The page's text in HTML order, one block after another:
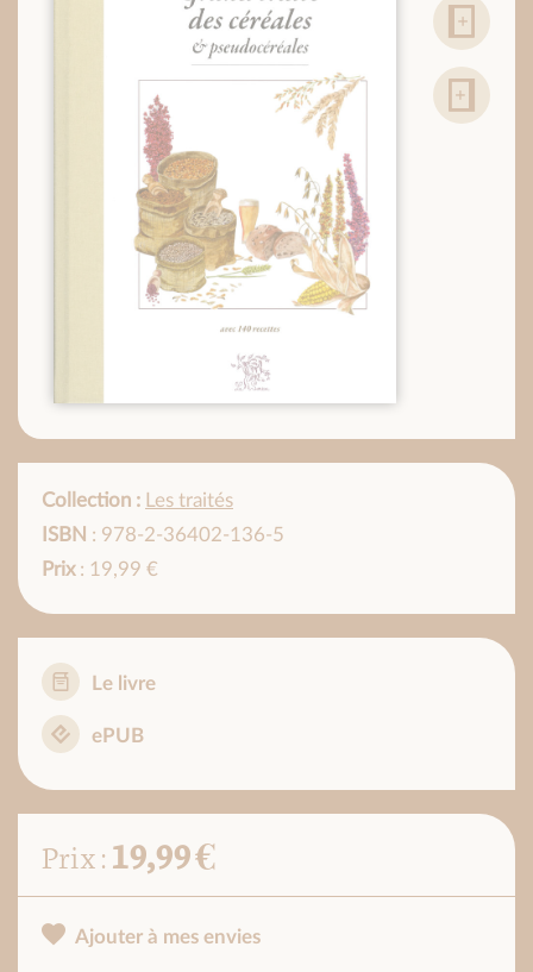
Collection : Les traités
ISBN : 978-2-36402-136-5
Prix: 19,99 €
Le livre
ePUB
Prix :19,99 €
Ajouter à mes envies